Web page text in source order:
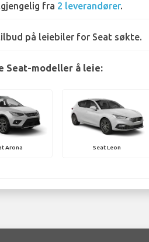
fra 2 leverandører.
på leiebiler for Seat søkte.
Seat-modeller å leie:
Arona Seat Leon